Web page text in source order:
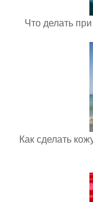
Что делать
Как сделать